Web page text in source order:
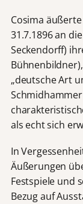
Cosima
31.7.1896 an
Seckendorff)
„deutsche Art
als echt sich
In
Äußerungen
Festspiele und
Bezug auf